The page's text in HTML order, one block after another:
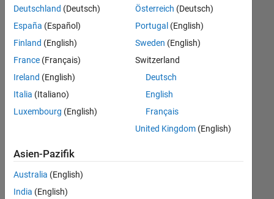
können
die
Suchkriterien
weiter
fassen
oder
alle
Stellenangebote
anzeigen .
noch
keine
offenen
Deutschland (Deutsch)
España (Español)
Finland (English)
France (Français)
Ireland (English)
Italia (Italiano)
Luxembourg (English)
Österreich (Deutsch)
Portugal (English)
Sweden (English)
Switzerland
Deutsch
English
Français
United Kingdom(English)
Asien-Pazifik
Australia (English)
India (English)